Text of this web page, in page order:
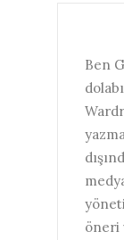
Ben
öneri